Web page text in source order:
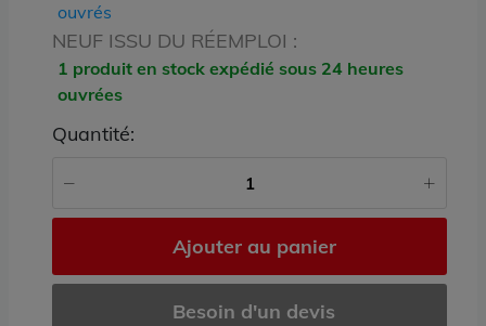
ouvrés
NEUF ISSU DU RÉEMPLOI :
1 produit en stock expédié sous 24 heures
ouvrées
Quantité:
Ajouter au panier
Besoin d'un devis